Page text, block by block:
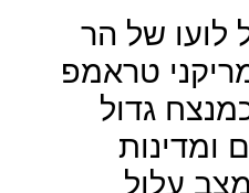
לועו של הר
טראמפ
גדול
ומדינות
עלול